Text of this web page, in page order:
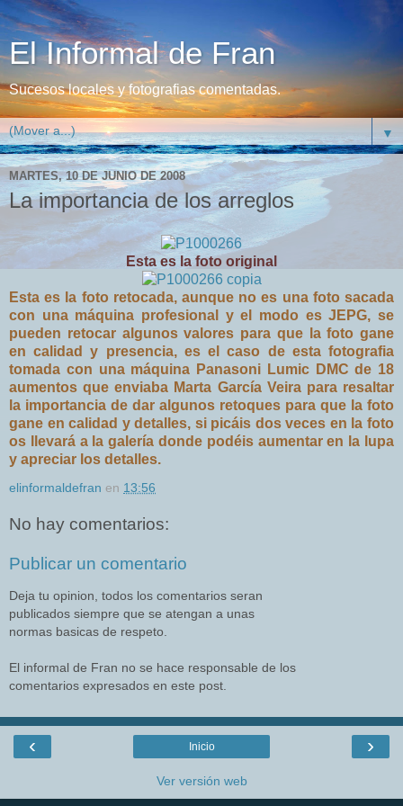
El Informal de Fran
Sucesos locales y fotografias comentadas.
▼
MARTES, 10 DE JUNIO DE 2008
La importancia de los arreglos
Esta es la foto original
Esta es la foto retocada, aunque no es una foto sacada
con una máquina profesional y el modo es JEPG, se
pueden retocar algunos valores para que la foto gane
en calidad y presencia, es el caso de esta fotografia
tomada con una máquina Panasoni Lumic DMC de 18
aumentos que enviaba Marta García Veira para resaltar
la importancia de dar algunos retoques para que la foto
gane en calidad y detalles, si picáis dos veces en la foto
os llevará a la galería donde podéis aumentar en la lupa
y apreciar los detalles.
elinformaldefran en 13:56
No hay comentarios:
Publicar un comentario
Deja tu opinion, todos los comentarios seran
publicados siempre que se atengan a unas
normas basicas de respeto.
El informal de Fran no se hace responsable de los
comentarios expresados en este post.
‹ ›
Inicio
Ver versión web